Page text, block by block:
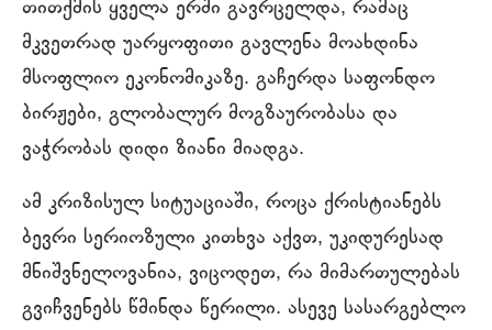
თითქმის ყველა ერში გავრცელდა, რამაც
მკვეთრად უარყოფითი გავლენა მოახდინა
მსოფლიო ეკონომიკაზე. გაჩერდა საფონდო
ბირჟები, გლობალურ მოგზაურობასა და
ვაჭრობას დიდი ზიანი მიადგა.
ამ კრიზისულ სიტუაციაში, როცა ქრისტიანებს
ბევრი სერიოზული კითხვა აქვთ, უკიდურესად
მნიშვნელოვანია, ვიცოდეთ, რა მიმართულებას
გვიჩვენებს წმინდა წერილი. ასევე სასარგებლო